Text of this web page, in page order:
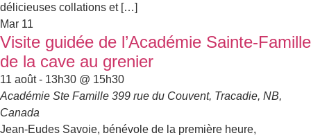
délicieuses collations et […]
Mar 11
Visite guidée de l’Académie Sainte-Famille
de la cave au grenier
11 août - 13h30 @ 15h30
Académie Ste Famille 399 rue du Couvent, Tracadie, NB,
Canada
Jean-Eudes Savoie, bénévole de la première heure,